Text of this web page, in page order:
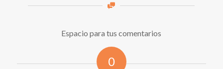
Espacio para tus comentarios
0